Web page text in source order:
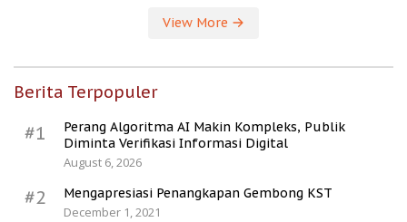
View More
Berita Terpopuler
#1
Perang Algoritma AI Makin Kompleks, Publik
Diminta Verifikasi Informasi Digital
August 6, 2026
#2
Mengapresiasi Penangkapan Gembong KST
December 1, 2021